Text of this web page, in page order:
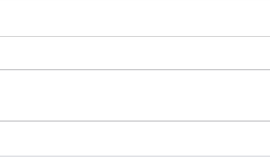
Back To The Future: 21-10-